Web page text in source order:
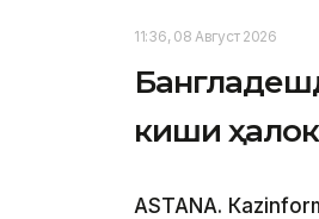
11:36, 08 Август 2026
киши
ASTANА.